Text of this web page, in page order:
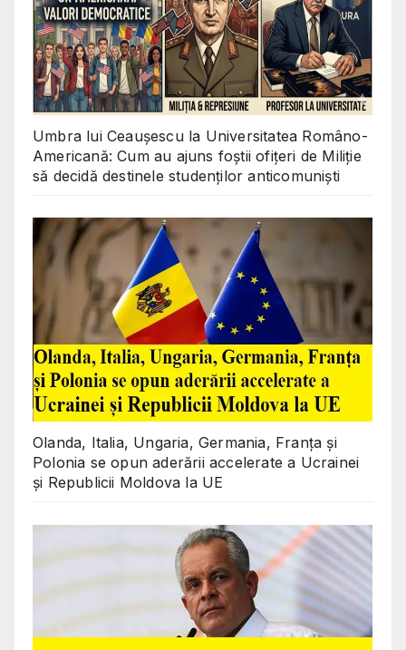
Umbra lui Ceaușescu la Universitatea Româno-
Americană: Cum au ajuns foștii ofițeri de Miliție
să decidă destinele studenților anticomuniști
Olanda, Italia, Ungaria, Germania, Franța și
Polonia se opun aderării accelerate a Ucrainei
și Republicii Moldova la UE